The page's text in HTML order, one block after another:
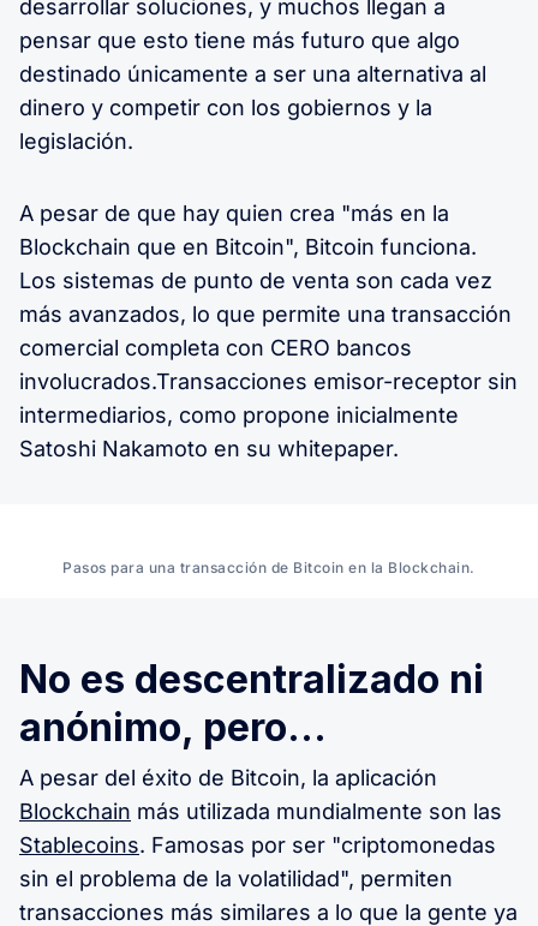
desarrollar soluciones, y muchos llegan a
pensar que esto tiene más futuro que algo
destinado únicamente a ser una alternativa al
dinero y competir con los gobiernos y la
legislación.
A pesar de que hay quien crea "más en la
Blockchain que en Bitcoin", Bitcoin funciona.
Los sistemas de punto de venta son cada vez
más avanzados, lo que permite una transacción
comercial completa con CERO bancos
involucrados.Transacciones emisor-receptor sin
intermediarios, como propone inicialmente
Satoshi Nakamoto en su whitepaper.
Pasos para una transacción de Bitcoin en la Blockchain.
No es descentralizado ni
anónimo, pero...
A pesar del éxito de Bitcoin, la aplicación
Blockchain más utilizada mundialmente son las
Stablecoins. Famosas por ser "criptomonedas
sin el problema de la volatilidad", permiten
transacciones más similares a lo que la gente ya